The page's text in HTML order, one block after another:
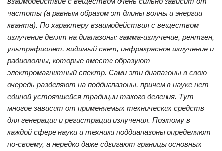
частоты (а равным образом от длины волны и энергии
кванта). По характеру взаимодействия с веществом
излучение делят на диапазоны: гамма-излучение, рентген,
ультрафиолет, видимый свет, инфракрасное излучение и
радиоволны, которые вместе образуют
электромагнитный спектр. Сами эти диапазоны в свою
очередь разделяют на поддиапазоны, причем в науке нет
единой устоявшейся традиции такого деления. Тут
многое зависит от применяемых технических средств
для генерации и регистрации излучения. Поэтому в
каждой сфере науки и техники поддиапазоны определяют
по-своему, а нередко даже сдвигают границы основных